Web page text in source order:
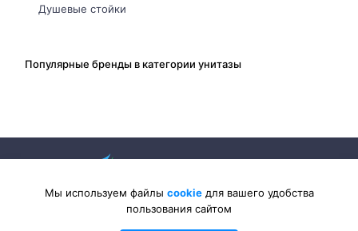
Душевые стойки
Популярные бренды в категории унитазы
Мы используем файлы cookieдля вашего удобства
пользования сайтом